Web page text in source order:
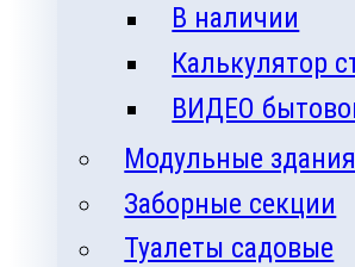
В наличии
Калькулятор
ВИДЕО
Модульные здания
Заборные секции
Туалеты садовые